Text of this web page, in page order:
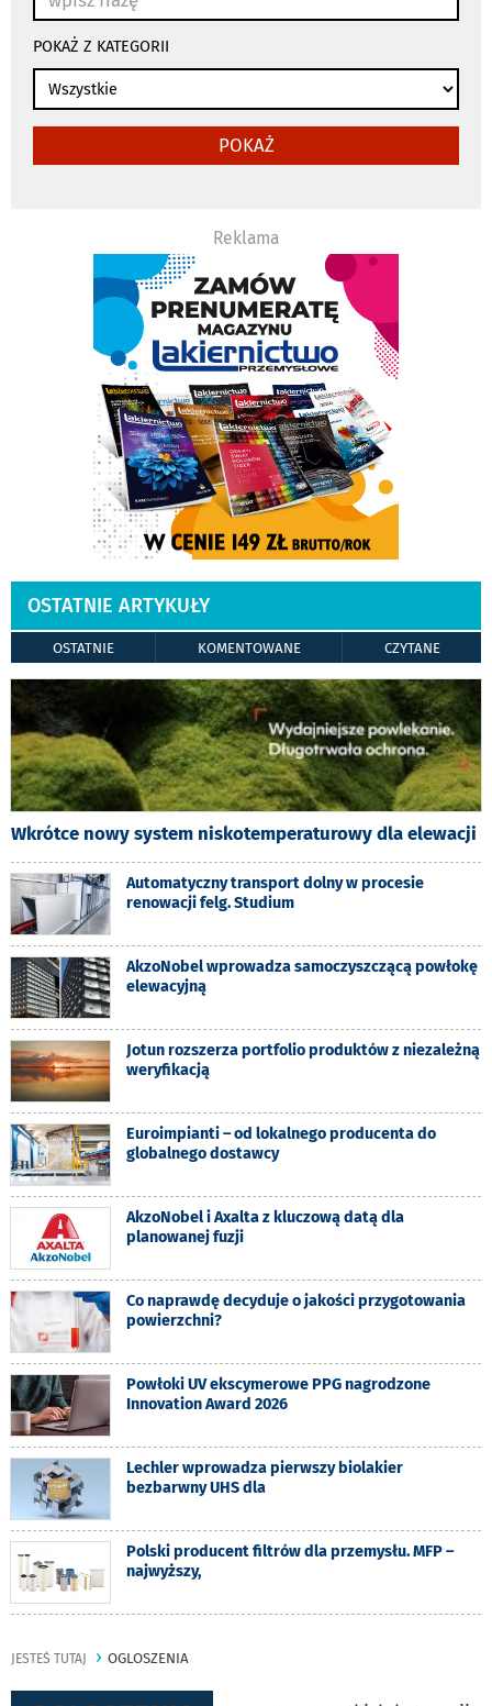
automatycznie
POKAŻ Z KATEGORII
POKAŻ
Reklama
OSTATNIE ARTYKUŁY
OSTATNIE KOMENTOWANE CZYTANE
Wkrótce nowy system niskotemperaturowy dla elewacji
Automatyczny transport dolny w procesie
renowacji felg. Studium
AkzoNobel wprowadza samoczyszczącą powłokę
elewacyjną
Jotun rozszerza portfolio produktów z niezależną
weryfikacją
Euroimpianti – od lokalnego producenta do
globalnego dostawcy
AkzoNobel i Axalta z kluczową datą dla
planowanej fuzji
Co naprawdę decyduje o jakości przygotowania
powierzchni?
Powłoki UV ekscymerowe PPG nagrodzone
Innovation Award 2026
Lechler wprowadza pierwszy biolakier
bezbarwny UHS dla
Polski producent filtrów dla przemysłu. MFP –
najwyższy,
JESTEŚ TUTAJ OGLOSZENIA